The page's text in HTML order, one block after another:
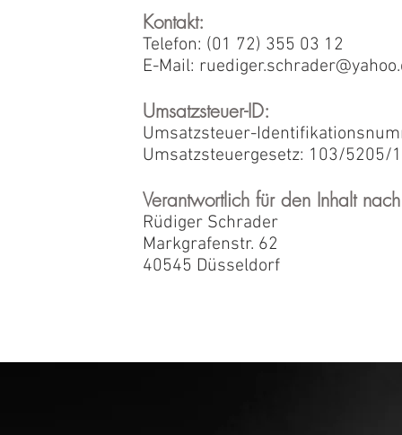
Kontakt:
Telefon: (01 72) 355 03 12
E-Mail:
Umsatzsteuer-ID:
Umsatzsteuer-
Umsatzsteuergesetz: 103/5205/
Verantwortlich für den Inhalt
Rüdiger Schrader
Markgrafenstr. 62
40545 Düsseldorf